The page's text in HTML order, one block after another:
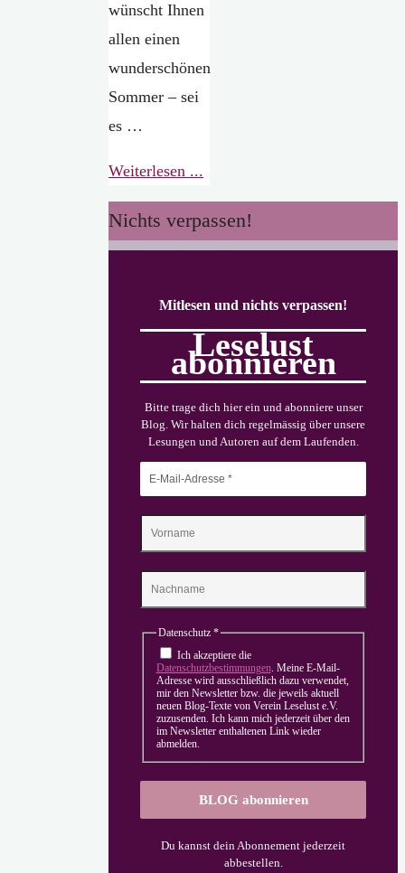
wünscht Ihnen
allen einen
wunderschönen
Sommer – sei
es …
Weiterlesen ...
2.
Halbjahr
Nichts verpassen!
Mitlesen und nichts verpassen!
Leselust
abonnieren
Bitte trage dich hier ein und abonniere unser
Blog. Wir halten dich regelmässig über unsere
Lesungen und Autoren auf dem Laufenden.
Datenschutz *
Ich akzeptiere die
Datenschutzbestimmungen. Meine E-Mail-
Adresse wird ausschließlich dazu verwendet,
mir den Newsletter bzw. die jeweils aktuell
neuen Blog-Texte von Verein Leselust e.V.
zuzusenden. Ich kann mich jederzeit über den
im Newsletter enthaltenen Link wieder
abmelden.
Du kannst dein Abonnement jederzeit
abbestellen.